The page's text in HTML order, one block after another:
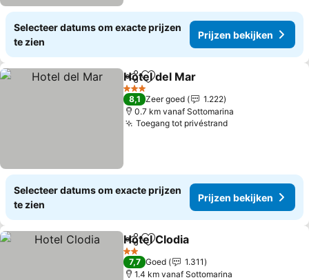
Selecteer datums om exacte prijzen
te zien
Prijzen bekijken
DelenToevoegen aan favorieten
Hotel del Mar
3 Sterren
8,1 Zeer goed
1.222
0.7 km vanaf Sottomarina
Toegang tot privéstrand
Selecteer datums om exacte prijzen
te zien
Prijzen bekijken
DelenToevoegen aan favorieten
Hotel Clodia
2 Sterren
7,7 Goed
1.311
1.4 km vanaf Sottomarina